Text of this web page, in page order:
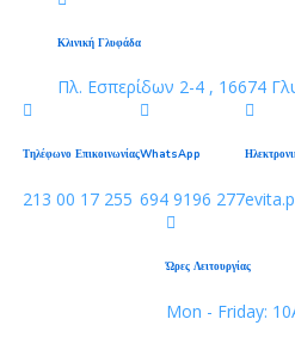
Κλινική Γλυφάδα
Πλ. Εσπερίδων 2-4 , 16674
Τηλέφωνο Επικοινωνίας
213 00 17 255
WhatsApp
694 9196 277
Ώρες Λειτουργίας
Mon - Friday: